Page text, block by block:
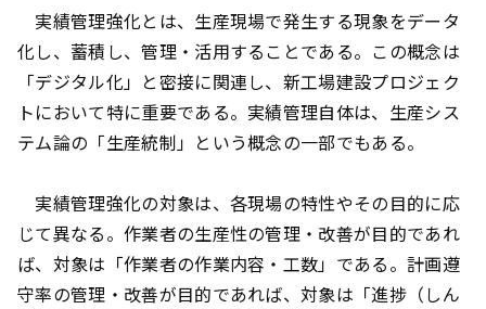
実績管理強化とは、生産現場で発生する現象をデータ
化し、蓄積し、管理・活用することである。この概念は
「デジタル化」と密接に関連し、新工場建設プロジェク
トにおいて特に重要である。実績管理自体は、生産シス
テム論の「生産統制」という概念の一部でもある。
実績管理強化の対象は、各現場の特性やその目的に応
じて異なる。作業者の生産性の管理・改善が目的であれ
ば、対象は「作業者の作業内容・工数」である。計画遵
守率の管理・改善が目的であれば、対象は「進捗（しん